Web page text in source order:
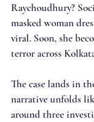
Raychoudhury?
masked woman
viral. Soon, she
terror across
The case lands in
narrative unfolds
around three